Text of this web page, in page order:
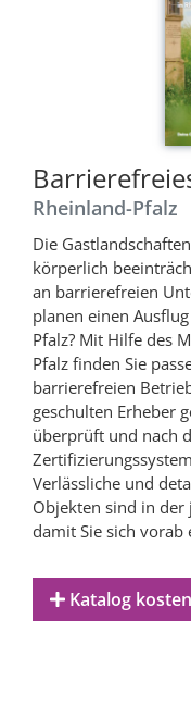
Rheinland-Pfalz
Die
körperlich
an barrierefreien
planen einen
Pfalz? Mit Hilfe des
Pfalz finden Sie
barrierefreien
geschulten Erheber
überprüft und nach
Verlässliche und
Objekten sind in der
damit Sie sich vorab
Katalog